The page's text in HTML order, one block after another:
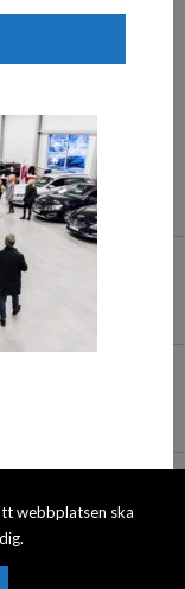
webbplatsen ska
981